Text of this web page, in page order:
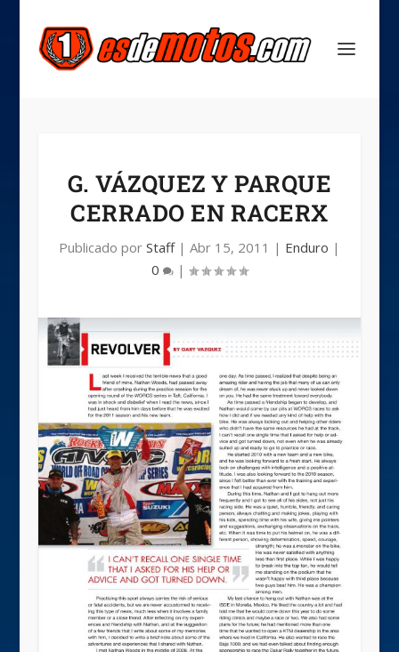
G. VÁZQUEZ Y PARQUE
CERRADO EN RACERX
Publicado por Staff| Abr 15, 2011 | Enduro |
0
|